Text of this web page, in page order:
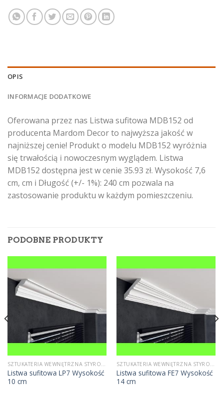
OPIS
INFORMACJE DODATKOWE
Oferowana przez nas Listwa sufitowa MDB152 od
producenta Mardom Decor to najwyższa jakość w
najniższej cenie! Produkt o modelu MDB152 wyróżnia
się trwałością i nowoczesnym wyglądem. Listwa
MDB152 dostępna jest w cenie 35.93 zł. Wysokość 7,6
cm, cm i Długość (+/- 1%): 240 cm pozwala na
zastosowanie produktu w każdym pomieszczeniu.
PODOBNE PRODUKTY
SZTUKATERIA WEWNĘTRZNA STYROPIANOWA
Listwa sufitowa LP7 Wysokość
10 cm
SZTUKATERIA WEWNĘTRZNA STYROPIANOWA
Listwa sufitowa FE7 Wysokość
14 cm